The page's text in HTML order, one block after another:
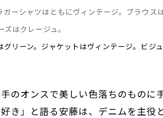
ガーシャツはともにヴィンテージ。ブラウス
はクレージュ。
グリーン。ジャケットはヴィンテージ。ビジ
のオンスで美しい色落ちのものに
き」と語る安藤は、デニムを主役